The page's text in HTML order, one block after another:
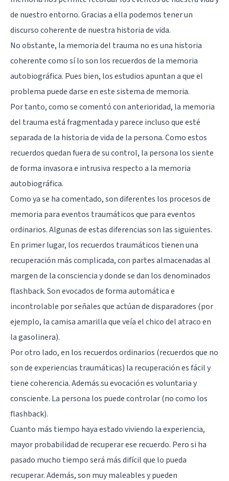
de nuestro entorno. Gracias a ella podemos tener un
discurso coherente de nuestra historia de vida.
No obstante, la memoria del trauma no es una historia
coherente como sí lo son los recuerdos de la memoria
autobiográfica. Pues bien, los estudios apuntan a que el
problema puede darse en este sistema de memoria.
Por tanto, como se comentó con anterioridad, la memoria
del trauma está fragmentada y parece incluso que esté
separada de la historia de vida de la persona. Como estos
recuerdos quedan fuera de su control, la persona los siente
de forma invasora e intrusiva respecto a la memoria
autobiográfica.
Como ya se ha comentado, son diferentes los procesos de
memoria para eventos traumáticos que para eventos
ordinarios. Algunas de estas diferencias son las siguientes.
En primer lugar, los recuerdos traumáticos tienen una
recuperación más complicada, con partes almacenadas al
margen de la consciencia y donde se dan los denominados
flashback. Son evocados de forma automática e
incontrolable por señales que actúan de disparadores (por
ejemplo, la camisa amarilla que veía el chico del atraco en
la gasolinera).
Por otro lado, en los recuerdos ordinarios (recuerdos que no
son de experiencias traumáticas) la recuperación es fácil y
tiene coherencia. Además su evocación es voluntaria y
consciente. La persona los puede controlar (no como los
flashback).
Cuanto más tiempo haya estado viviendo la experiencia,
mayor probabilidad de recuperar ese recuerdo. Pero si ha
pasado mucho tiempo será más difícil que lo pueda
recuperar. Además, son muy maleables y pueden